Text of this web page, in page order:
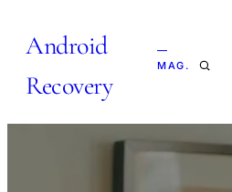
Android
Recovery
—
MAG.